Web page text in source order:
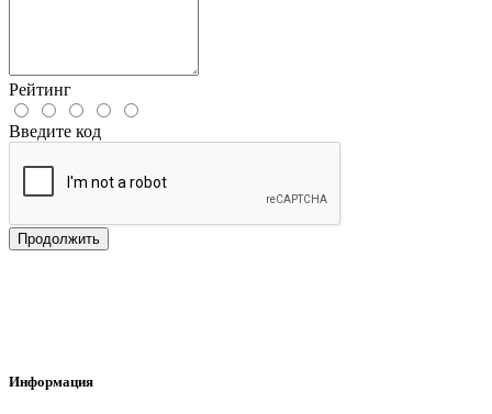
Рейтинг
Введите код
Продолжить
Информация